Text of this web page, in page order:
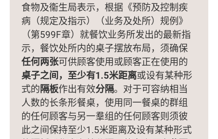
食物及衞生局表示，根据《预防及控制疾
病（规定及指示）（业务及处所）规例》
（第599F章）就餐饮业务所发出的最新指
示，餐饮处所内的桌子摆放布局，须确保
任何两张可供顾客使用或顾客正在使用的
桌子之间，至少有1.5米距离或设有某种形
式的隔板作出有效分隔。对于可容纳相当
人数的长条形餐桌，使用同一餐桌的群组
的任何顾客与另一羣组的任何顾客则须彼
此之间保持至少1.5米距离及设有某种形式